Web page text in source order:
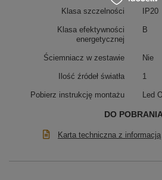
Klasa szczelności IP20
Klasa efektywności
energetycznej
B
Ściemniacz w zestawie Nie
Ilość źródeł światła 1
Pobierz instrukcję montażu Led
DO
Karta techniczna z